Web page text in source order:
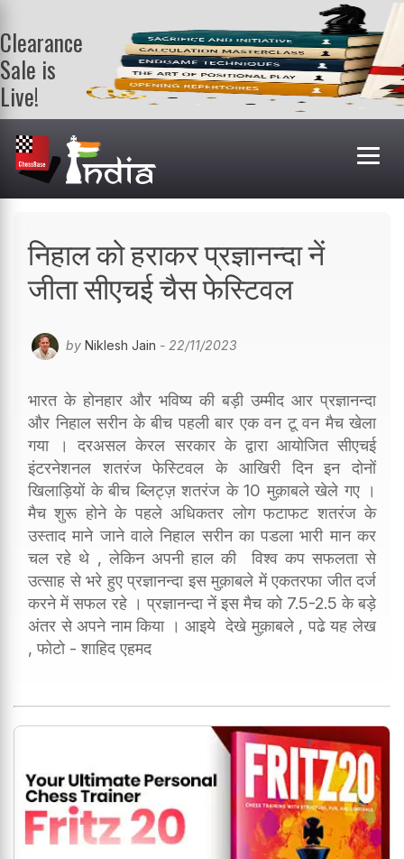
Clearance
Sale is
Live!
Get a FREE
book on
purchasing 2
or more
books. Valid
निहाल को हराकर प्रज्ञानन्दा नें
जीता सीएचई चैस फेस्टिवल
by Niklesh Jain - 22/11/2023
भारत के होनहार और भविष्य की बड़ी उम्मीद आर प्रज्ञानन्दा
और निहाल सरीन के बीच पहली बार एक वन टू वन मैच खेला
गया । दरअसल केरल सरकार के द्वारा आयोजित सीएचई
इंटरनेशनल शतरंज फेस्टिवल के आखिरी दिन इन दोनों
खिलाड़ियों के बीच ब्लिट्ज़ शतरंज के 10 मुक़ाबले खेले गए ।
मैच शुरू होने के पहले अधिकतर लोग फटाफट शतरंज के
उस्ताद माने जाने वाले निहाल सरीन का पडला भारी मान कर
चल रहे थे , लेकिन अपनी हाल की विश्व कप सफलता से
उत्साह से भरे हुए प्रज्ञानन्दा इस मुक़ाबले में एकतरफा जीत दर्ज
करने में सफल रहे । प्रज्ञानन्दा नें इस मैच को 7.5-2.5 के बड़े
अंतर से अपने नाम किया । आइये देखे मुक़ाबले , पढे यह लेख
, फोटो - शाहिद एहमद